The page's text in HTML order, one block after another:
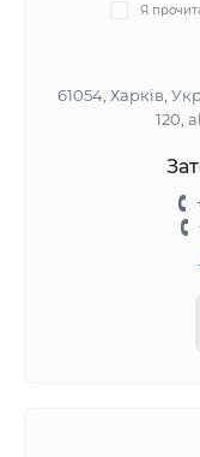
Я
61054, Харків,
120,